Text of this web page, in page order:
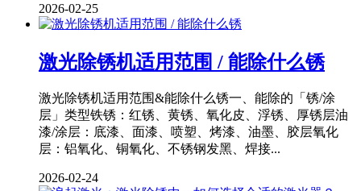
2026-02-25
激光除锈机适用范围 / 能除什么锈
激光除锈机适用范围&能除什么锈一、能除的「锈/涂
层」类型铁锈：红锈、黄锈、氧化皮、浮锈、厚锈层油
漆/涂层：底漆、面漆、喷塑、烤漆、油墨、胶层氧化
层：铝氧化、铜氧化、不锈钢发黑、焊接...
2026-02-24